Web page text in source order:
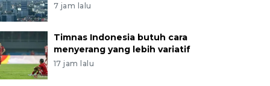
7 jam lalu
Timnas Indonesia butuh cara
menyerang yang lebih variatif
17 jam lalu